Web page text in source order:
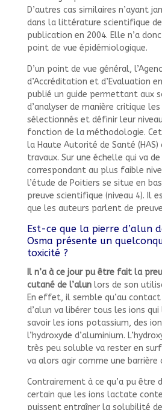
D’autres cas similaires n’ayant
dans la littérature scientifique
publication en 2004. Elle n’a
point de vue épidémiologique.
D’un point de vue général,
d’Accréditation et d’Evaluation
publié un guide permettant aux
d’analyser de manière critique
sélectionnés et définir leur
fonction de la méthodologie.
la Haute Autorité de Santé (HAS)
travaux. Sur une échelle qui va de
correspondant au plus faible
l’étude de Poitiers se situe en
preuve scientifique (niveau 4). Il
que les auteurs parlent de
Est-ce que la pierre d’alun
Osma présente un
toxicité ?
Il n’a à ce jour pu être fait la
cutané de l’alunlors de son
En effet, il semble qu’au contact
d’alun va libérer tous les ions
savoir les ions potassium, des
l’hydroxyde d’aluminium.
très peu soluble va rester en
va alors agir comme une
Contrairement à ce qu’a pu être
certain que les ions lactate
puissent entraîner la solubilité de